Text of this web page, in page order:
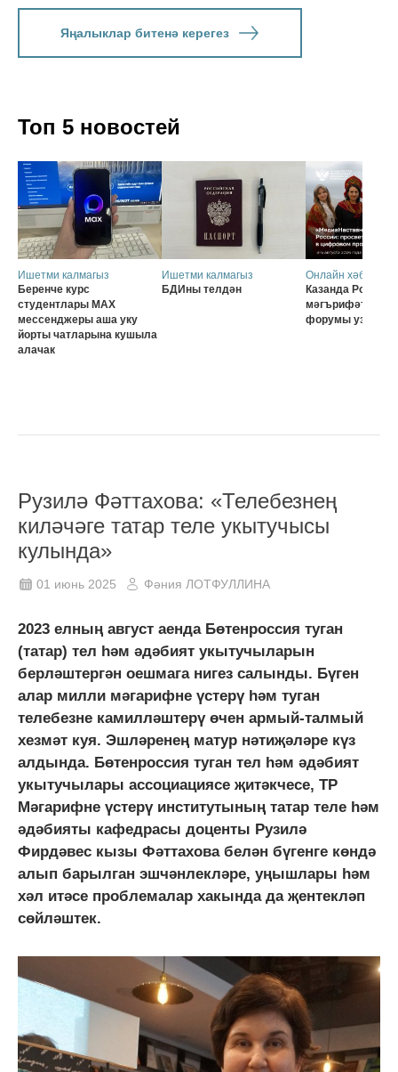
Яңалыклар битенә керегез
Топ 5 новостей
Ишетми калмагыз
Беренче курс
студентлары MAX
мессенджеры аша уку
йорты чатларына кушыла
алачак
Ишетми калмагыз
БДИны телдән
Онлайн хәбәрләр
Казанда Россия
форумы узачак
Рузилә Фәттахова: «Телебезнең
киләчәге татар теле укытучысы
кулында»
01 июнь 2025 Фәния ЛОТФУЛЛИНА
2023 елның август аенда Бөтенроссия туган
(татар) тел һәм әдәбият укытучыларын
берләштергән оешмага нигез салынды. Бүген
алар милли мәгарифне үстерү һәм туган
телебезне камилләштерү өчен армый-талмый
хезмәт куя. Эшләренең матур нәтиҗәләре күз
алдында. Бөтенроссия туган тел һәм әдәбият
укытучылары ассоциациясе җитәкчесе, ТР
Мәгарифне үстерү институтының татар теле һәм
әдәбияты кафедрасы доценты Рузилә
Фирдәвес кызы Фәттахова белән бүгенге көндә
алып барылган эшчәнлекләре, уңышлары һәм
хәл итәсе проблемалар хакында да җентекләп
сөйләштек.